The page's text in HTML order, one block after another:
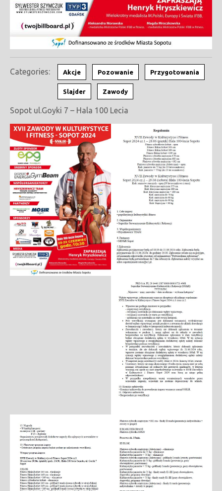
Categories: Akcje Pozowanie Przygotowania
Slajder Zawody
Sopot ul.Goyki 7 – Hala 100 Lecia